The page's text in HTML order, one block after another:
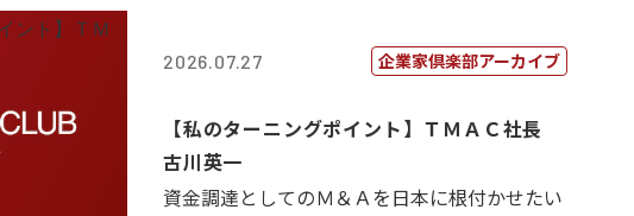
2026.07.27 企業家倶楽部アーカイブ
【私のターニングポイント】ＴＭＡＣ社長
古川英一
資金調達としてのＭ＆Ａを日本に根付かせたい